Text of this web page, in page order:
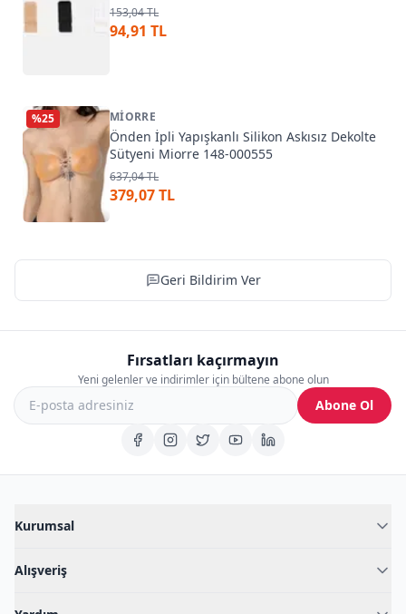
153,04 TL
94,91 TL
%25 MIORRE
Önden İpli Yapışkanlı Silikon Askısız Dekolte
Sütyeni Miorre 148-000555
637,04 TL
379,07 TL
Geri Bildirim Ver
Fırsatları kaçırmayın
Yeni gelenler ve indirimler için bültene abone olun
Abone Ol
Kurumsal
Blog
Alışveriş